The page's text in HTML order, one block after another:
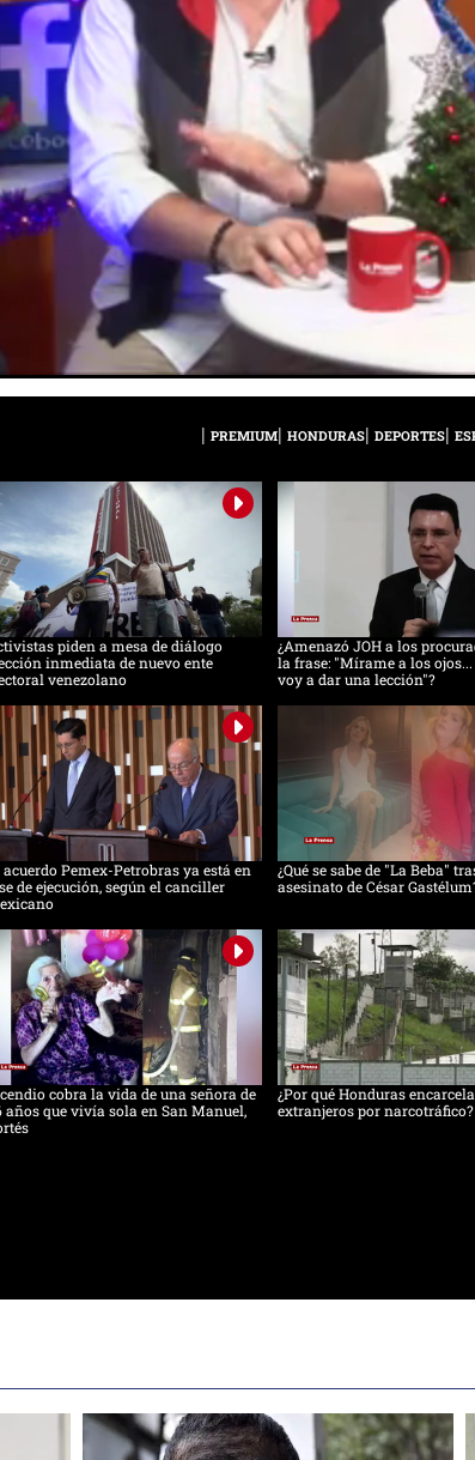
PREMIUM HONDURAS DEPORTES
piden a mesa de diálogo
inmediata de nuevo ente
venezolano
¿Amenazó JOH a los
la frase: "Mírame a los ojos...
voy a dar una lección"?
acuerdo Pemex-Petrobras ya está en
de ejecución, según el canciller
¿Qué se sabe de "La Beba"
asesinato de César
cobra la vida de una señora de
años que vivía sola en San Manuel,
¿Por qué Honduras
extranjeros por narcotráfico?